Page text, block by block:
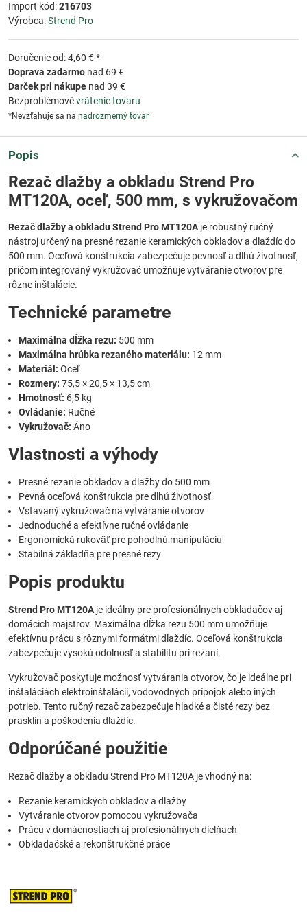
Import kód:216703
Výrobca:Strend Pro
Doručenie od: 4,60 € *
Doprava zadarmo nad 69 €
Darček pri nákupe nad 39 €
Bezproblémovévrátenie tovaru
*Nevzťahuje sa na nadrozmerný tovar
Popis
Rezač dlažby a obkladu Strend Pro
MT120A, oceľ, 500 mm, s vykružovačom
Rezač dlažby a obkladu Strend Pro MT120A je robustný ručný
nástroj určený na presné rezanie keramických obkladov a dlaždíc do
500 mm. Oceľová konštrukcia zabezpečuje pevnosť a dlhú životnosť,
pričom integrovaný vykružovač umožňuje vytváranie otvorov pre
rôzne inštalácie.
Technické parametre
Maximálna dĺžka rezu: 500 mm
Maximálna hrúbka rezaného materiálu: 12 mm
Materiál: Oceľ
Rozmery: 75,5 × 20,5 × 13,5 cm
Hmotnosť: 6,5 kg
Ovládanie: Ručné
Vykružovač: Áno
Vlastnosti a výhody
Presné rezanie obkladov a dlažby do 500 mm
Pevná oceľová konštrukcia pre dlhú životnosť
Vstavaný vykružovač na vytváranie otvorov
Jednoduché a efektívne ručné ovládanie
Ergonomická rukoväť pre pohodlnú manipuláciu
Stabilná základňa pre presné rezy
Popis produktu
Strend Pro MT120A je ideálny pre profesionálnych obkladačov aj
domácich majstrov. Maximálna dĺžka rezu 500 mm umožňuje
efektívnu prácu s rôznymi formátmi dlaždíc. Oceľová konštrukcia
zabezpečuje vysokú odolnosť a stabilitu pri rezaní.
Vykružovač poskytuje možnosť vytvárania otvorov, čo je ideálne pri
inštaláciách elektroinštalácií, vodovodných prípojok alebo iných
potrieb. Tento ručný rezač zabezpečuje hladké a čisté rezy bez
prasklín a poškodenia dlaždíc.
Odporúčané použitie
Rezač dlažby a obkladu Strend Pro MT120A je vhodný na:
Rezanie keramických obkladov a dlažby
Vytváranie otvorov pomocou vykružovača
Prácu v domácnostiach aj profesionálnych dielňach
Obkladačské a rekonštrukčné práce